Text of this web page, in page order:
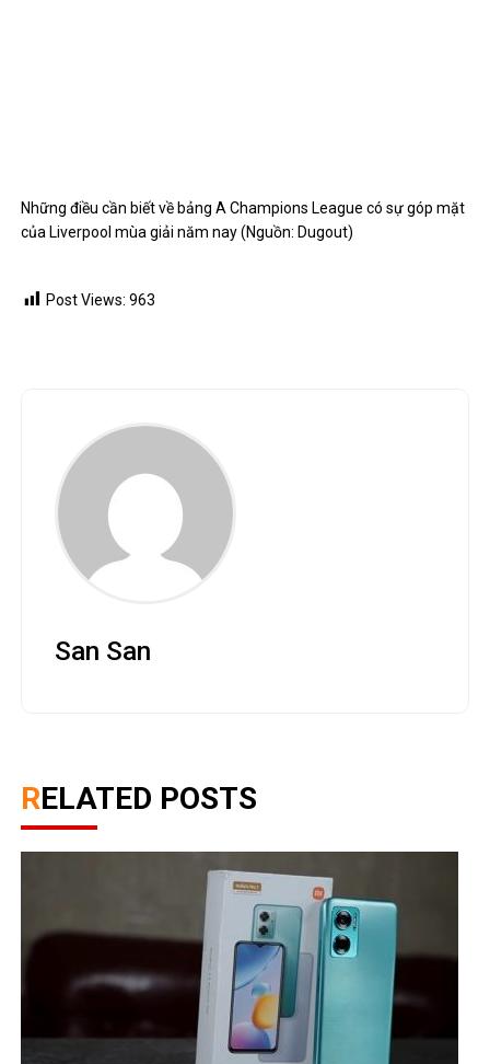
Những điều cần biết về bảng A Champions League có sự góp mặt
của Liverpool mùa giải năm nay (Nguồn: Dugout)
Post Views: 963
San San
RELATED POSTS